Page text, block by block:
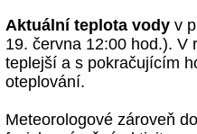
Aktuální teplota vody v
19. června 12:00 hod.). V
teplejší a s pokračujícím
oteplování.
Meteorologové zároveň